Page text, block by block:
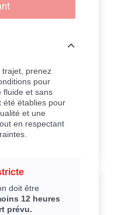
prenez
pour
fluide et sans
été établies pour
et une
en respectant
doit être
12 heures
prévu.